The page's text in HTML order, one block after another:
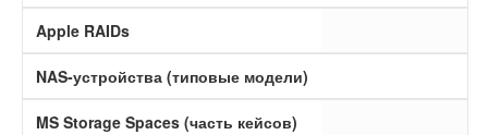
Apple RAIDs
NAS-устройства (типовые модели)
MS Storage Spaces (часть кейсов)